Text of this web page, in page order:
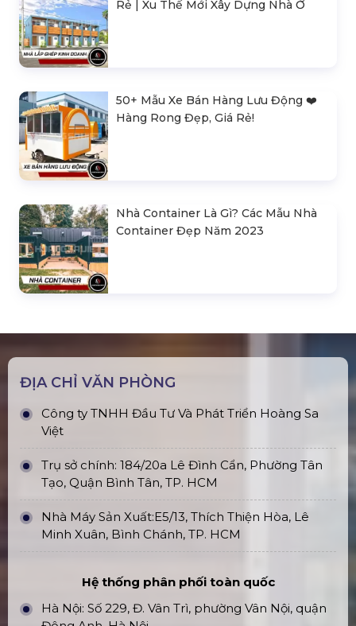
Rẻ | Xu Thế Mới Xây Dựng Nhà Ở
50+ Mẫu Xe Bán Hàng Lưu Động ❤️️
Hàng Rong Đẹp, Giá Rẻ!
Nhà Container Là Gì? Các Mẫu Nhà
Container Đẹp Năm 2023
ĐỊA CHỈ VĂN PHÒNG
Công ty TNHH Đầu Tư Và Phát Triển Hoàng Sa
Việt
Trụ sở chính: 184/20a Lê Đình Cẩn, Phường Tân
Tạo, Quận Bình Tân, TP. HCM
Nhà Máy Sản Xuất:E5/13, Thích Thiện Hòa, Lê
Minh Xuân, Bình Chánh, TP. HCM
Hệ thống phân phối toàn quốc
Hà Nội: Số 229, Đ. Vân Trì, phường Vân Nội, quận